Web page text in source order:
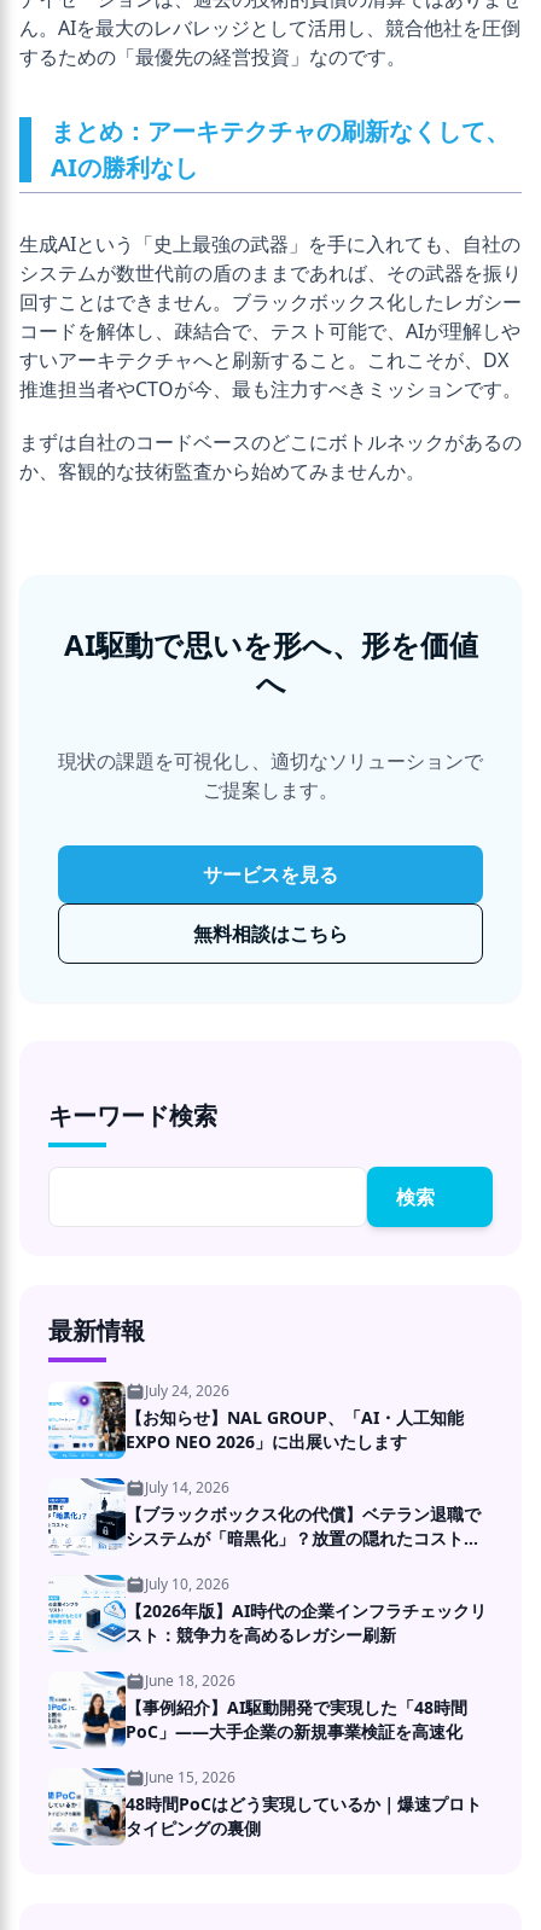
ん。AIを最大のレバレッジとして活用し、競合他社を圧倒
するための「最優先の経営投資」なのです。
まとめ：アーキテクチャの刷新なくして、
AIの勝利なし
生成AIという「史上最強の武器」を手に入れても、自社の
システムが数世代前の盾のままであれば、その武器を振り
回すことはできません。ブラックボックス化したレガシー
コードを解体し、疎結合で、テスト可能で、AIが理解しや
すいアーキテクチャへと刷新すること。これこそが、DX
推進担当者やCTOが今、最も注力すべきミッションです。
まずは自社のコードベースのどこにボトルネックがあるの
か、客観的な技術監査から始めてみませんか。
AI駆動で思いを形へ、形を価値
へ
現状の課題を可視化し、適切なソリューションで
ご提案します。
サービスを見る
無料相談はこちら
キーワード検索
最新情報
July 24, 2026
【お知らせ】NAL GROUP、「AI・人工知能
EXPO NEO 2026」に出展いたします
July 14, 2026
【ブラックボックス化の代償】ベテラン退職で
システムが「暗黒化」？放置の隠れたコストと
July 10, 2026
【2026年版】AI時代の企業インフラチェックリ
スト：競争力を高めるレガシー刷新
June 18, 2026
【事例紹介】AI駆動開発で実現した「48時間
PoC」――大手企業の新規事業検証を高速化
June 15, 2026
48時間PoCはどう実現しているか｜爆速プロト
タイピングの裏側